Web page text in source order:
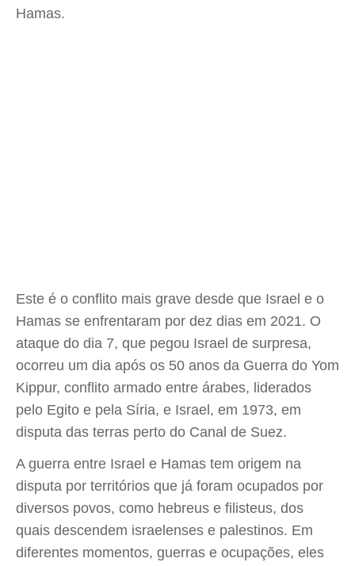
Hamas.
Este é o conflito mais grave desde que Israel e o
Hamas se enfrentaram por dez dias em 2021. O
ataque do dia 7, que pegou Israel de surpresa,
ocorreu um dia após os 50 anos da Guerra do Yom
Kippur, conflito armado entre árabes, liderados
pelo Egito e pela Síria, e Israel, em 1973, em
disputa das terras perto do Canal de Suez.
A guerra entre Israel e Hamas tem origem na
disputa por territórios que já foram ocupados por
diversos povos, como hebreus e filisteus, dos
quais descendem israelenses e palestinos. Em
diferentes momentos, guerras e ocupações, eles